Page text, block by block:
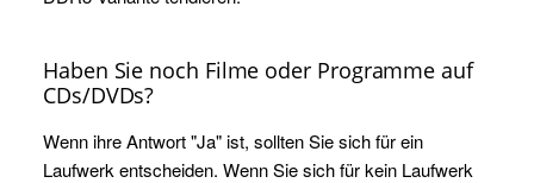
Haben Sie noch Filme oder Programme auf
CDs/DVDs?
Wenn ihre Antwort "Ja" ist, sollten Sie sich für ein
Laufwerk entscheiden. Wenn Sie sich für kein Laufwerk